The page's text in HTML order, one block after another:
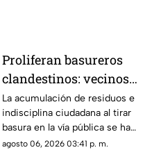
Proliferan basureros
clandestinos: vecinos
exigen conciencia y
sanciones más
estrictas
La acumulación de residuos e
indisciplina ciudadana al tirar
basura en la vía pública se ha
consolidado como un grave
agosto 06, 2026 03:41 p. m.